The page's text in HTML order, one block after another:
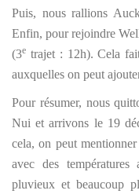
Puis, nous rallions
Enfin, pour rejoindre
(3e trajet : 12h). Cela
auxquelles on peut
Pour résumer, nous
Nui et arrivons le 19
cela, on peut
avec des
pluvieux et beaucoup